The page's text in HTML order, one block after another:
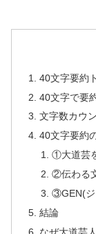
40文字要約
40文字で要
文字数カウ
40文字要約
①大道芸
②伝わる
③GEN(ジ
結論
なぜ大道芸